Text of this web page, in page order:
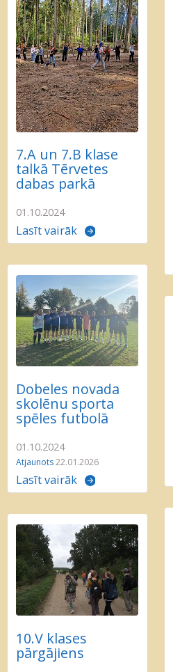
7.A un 7.B klase
talkā Tērvetes
dabas parkā
01.10.2024
Lasīt vairāk
Dobeles novada
skolēnu sporta
spēles futbolā
01.10.2024
Atjaunots22.01.2026
Lasīt vairāk
10.V klases
pārgājiens